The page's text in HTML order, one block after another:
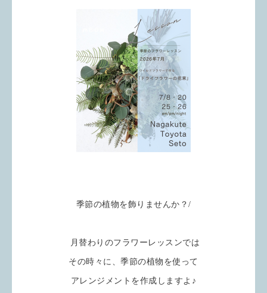
季節の植物を飾りませんか？/
月替わりのフラワーレッスンでは
その時々に、季節の植物を使って
アレンジメントを作成しますよ♪